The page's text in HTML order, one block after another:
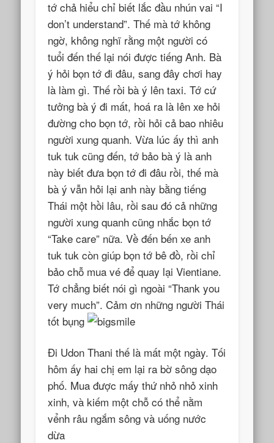
tớ chả hiểu chỉ biết lắc đầu nhún vai “I
don’t understand”. Thế mà tớ không
ngờ, không nghĩ rằng một người có
tuổi đến thế lại nói được tiếng Anh. Bà
ý hỏi bọn tớ đi đâu, sang đây chơi hay
là làm gì. Thế rồi bà ý lên taxi. Tớ cứ
tưởng bà ý đi mất, hoá ra là lên xe hỏi
đường cho bọn tớ, rồi hỏi cả bao nhiêu
người xung quanh. Vừa lúc ấy thì anh
tuk tuk cũng đến, tớ bảo bà ý là anh
này biết đưa bọn tớ đi đâu rồi, thế mà
bà ý vẫn hỏi lại anh này bằng tiếng
Thái một hồi lâu, rồi sau đó cả những
người xung quanh cũng nhắc bọn tớ
“Take care” nữa. Về đến bến xe anh
tuk tuk còn giúp bọn tớ bê đồ, rồi chỉ
bảo chỗ mua vé để quay lại Vientiane.
Tớ chẳng biết nói gì ngoài “Thank you
very much”. Cảm ơn những người Thái
tốt bụng
Đi Udon Thani thế là mất một ngày. Tối
hôm ấy hai chị em lại ra bờ sông dạo
phố. Mua được mấy thứ nhỏ nhỏ xinh
xinh, và kiếm một chỗ có thể nằm
vểnh râu ngắm sông và uống nước
dừa